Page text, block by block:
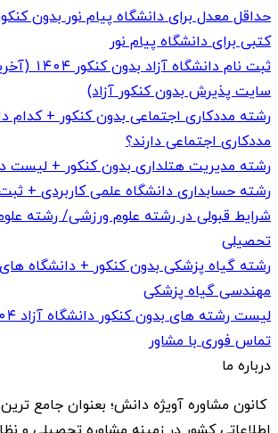
حداقل معدل برای دانشگاه پیام نور بدون
کتبی برای دانشگاه پیام نور
ثبت نام
سایت پذیرش بدون کنکور آزاد)
رشته مددکاری اجتماعی بدون کنکور + کدام
مددکاری اجتماعی دارند؟
رشته مدیریت هتلداری بدون کنکور + لیست
رشته حسابداری دانشگاه علمی کاربردی +
شرایط قبولی در رشته علوم ورزشی/ رشته
تحصیلی
رشته گیاه پزشکی بدون کنکور + دانشگاه
مهندسی گیاه پزشکی
لیست رشته های بدون کنکور دانشگاه آزاد ۱۴۰۴
تماس فوری با مشاور
درباره ما
کانون مشاوره آویژه دانش؛ بعنوان جامع